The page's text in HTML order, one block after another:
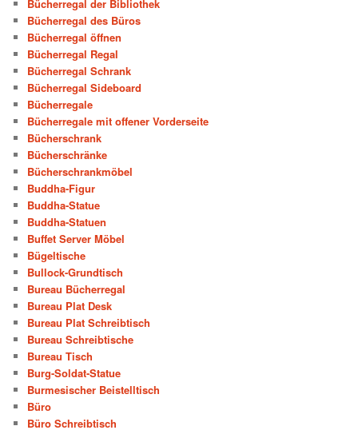
Bücherregal der Bibliothek
Bücherregal des Büros
Bücherregal öffnen
Bücherregal Regal
Bücherregal Schrank
Bücherregal Sideboard
Bücherregale
Bücherregale mit offener Vorderseite
Bücherschrank
Bücherschränke
Bücherschrankmöbel
Buddha-Figur
Buddha-Statue
Buddha-Statuen
Buffet Server Möbel
Bügeltische
Bullock-Grundtisch
Bureau Bücherregal
Bureau Plat Desk
Bureau Plat Schreibtisch
Bureau Schreibtische
Bureau Tisch
Burg-Soldat-Statue
Burmesischer Beistelltisch
Büro
Büro Schreibtisch